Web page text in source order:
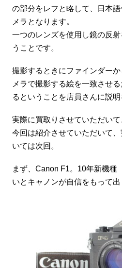
の部分をレフと略して、日本
メラとなります。
一つのレンズを使用し鏡の反
うことです。
撮影するときにファインダー
メラで撮影する絵を一致させ
るということを店員さんに説明
実際に買取りさせていただい
今回は紹介させていただいて
いては次回。
まず、Canon F1。10年新機種
いとキャノンが自信をもって出